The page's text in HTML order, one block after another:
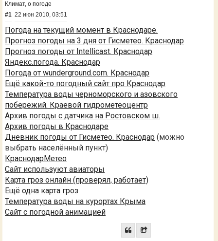
Климат, о погоде
#1 22 июн 2010, 03:51
Погода на текущий момент в Краснодаре.
Прогноз погоды на 3 дня от Гисметео. Краснодар
Прогноз погоды от Intellicast. Краснодар
Яндекс.погода. Краснодар
Погода от wunderground.com. Краснодар
Ещё какой-то погодный сайт про Краснодар
Температура воды черноморского и азовского
побережий. Краевой гидрометеоцентр
Архив погоды с датчика на Ростовском ш.
Архив погоды в Краснодаре
Дневник погоды от Гисметео. Краснодар (можно
выбрать населённый пункт)
КраснодарМетео
Сайт используют авиаторы
Карта гроз онлайн (проверял, работает)
Ещё одна карта гроз
Температура воды на курортах Крыма
Сайт с погодной анимацией